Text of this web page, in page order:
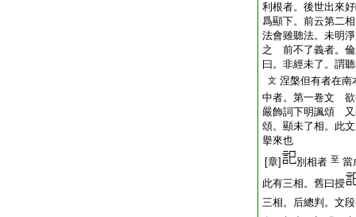
利根者。後世出來
爲顯下。前云第二
法會雖聽法。未明
之 前不了義者。倫
曰。非經未了。謂
文 涅槃但有者在
中者。第一卷文
嚴飾詞下明諷頌 又
頌。顯未了相。此
擧來也
[章]
別相者 至 當
此有三相。舊曰授
三相。后總判。文